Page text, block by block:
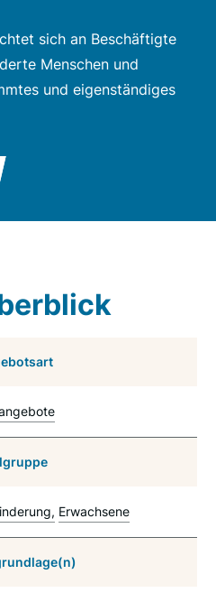
sich an Beschäftigte
Menschen und
und eigenständiges
Erwachsene